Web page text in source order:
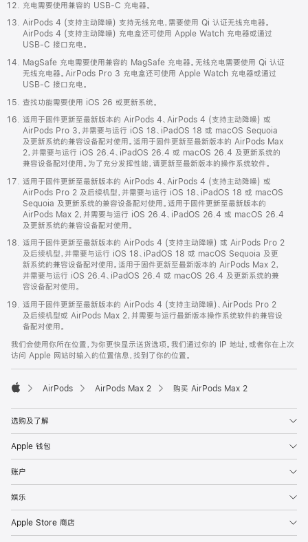
充电需要使用兼容的 USB-C 充电器。
AirPods 4 (支持主动降噪) 支持无线充电，需要使用 Qi 认证无线充电器。
AirPods 4 (支持主动降噪) 充电盒还可使用 Apple Watch 充电器或通过
USB-C 接口充电。
MagSafe 充电需要使用兼容的 MagSafe 充电器。无线充电需要使用 Qi 认证
无线充电器。AirPods Pro 3 充电盒还可使用 Apple Watch 充电器或通过
USB-C 接口充电。
查找功能需要使用 iOS 26 或更新系统。
适用于固件更新至最新版本的 AirPods 4、AirPods 4 (支持主动降噪) 或
AirPods Pro 3，并需要与运行 iOS 18、iPadOS 18 或 macOS Sequoia
及更新系统的兼容设备配对使用。适用于固件更新至最新版本的 AirPods Max
2，并需要与运行 iOS 26.4、iPadOS 26.4 或 macOS 26.4 及更新系统的
兼容设备配对使用。为了充分发挥性能，请更新至最新版本的操作系统软件。
适用于固件更新至最新版本的 AirPods 4、AirPods 4 (支持主动降噪) 或
AirPods Pro 2 及后续机型，并需要与运行 iOS 18、iPadOS 18 或 macOS
Sequoia 及更新系统的兼容设备配对使用。适用于固件更新至最新版本的
AirPods Max 2，并需要与运行 iOS 26.4、iPadOS 26.4 或 macOS 26.4
及更新系统的兼容设备配对使用。
适用于固件更新至最新版本的 AirPods 4 (支持主动降噪) 或 AirPods Pro 2
及后续机型，并需要与运行 iOS 18、iPadOS 18 或 macOS Sequoia 及更
新系统的兼容设备配对使用。适用于固件更新至最新版本的 AirPods Max 2，
并需要与运行 iOS 26.4、iPadOS 26.4 或 macOS 26.4 及更新系统的兼
容设备配对使用。
适用于固件更新至最新版本的 AirPods 4 (支持主动降噪)、AirPods Pro 2
及后续机型或 AirPods Max 2，并需要与运行最新版本操作系统软件的兼容设
备配对使用。
我们会使用你所在位置，为你更快显示送货选项。我们通过你的 IP 地址，或者你在上次
访问 Apple 网站时输入的位置信息，找到了你的位置。
AirPods AirPods Max 2 购买 AirPods Max 2
选购及了解
Apple 钱包
账户
娱乐
Apple Store 商店